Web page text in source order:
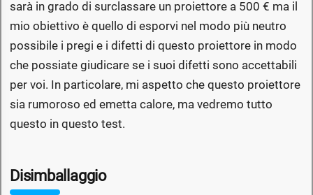
sarà in grado di surclassare un proiettore a 500 € ma il
mio obiettivo è quello di esporvi nel modo più neutro
possibile i pregi e i difetti di questo proiettore in modo
che possiate giudicare se i suoi difetti sono accettabili
per voi. In particolare, mi aspetto che questo proiettore
sia rumoroso ed emetta calore, ma vedremo tutto
questo in questo test.
Disimballaggio